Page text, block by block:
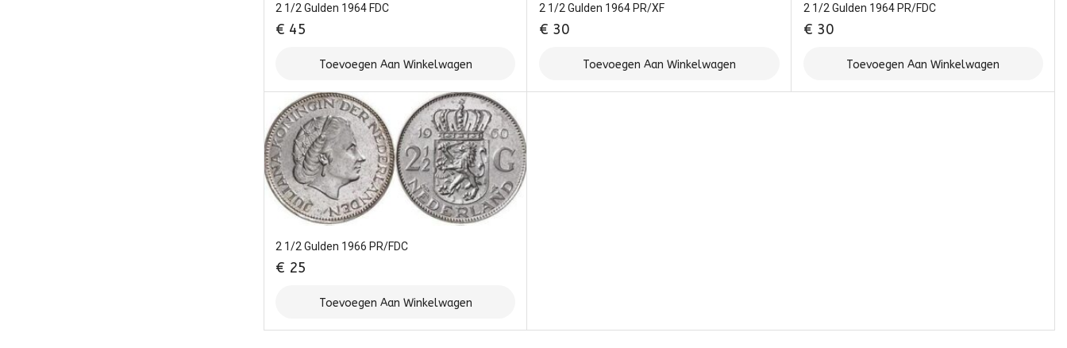
2 1/2 Gulden 1964 FDC
€ 45
Toevoegen Aan Winkelwagen
2 1/2 Gulden 1964 PR/XF
€ 30
Toevoegen Aan Winkelwagen
2 1/2 Gulden 1964 PR/FDC
€ 30
Toevoegen Aan Winkelwagen
2 1/2 Gulden 1966 PR/FDC
€ 25
Toevoegen Aan Winkelwagen